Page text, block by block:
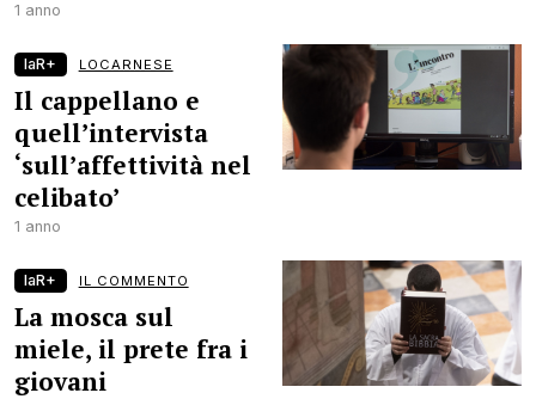
1 anno
laR+ LOCARNESE
Il cappellano e
quell’intervista
‘sull’affettività nel
celibato’
1 anno
laR+ IL COMMENTO
La mosca sul
miele, il prete fra i
giovani